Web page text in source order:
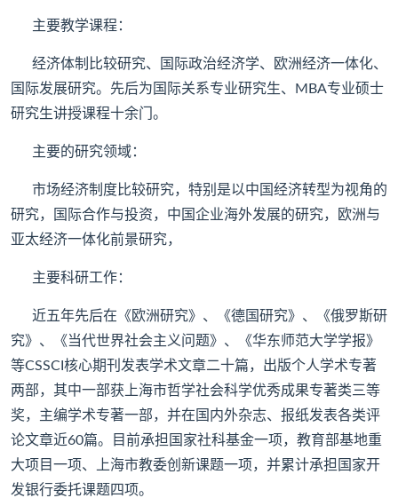
主要教学课程：
经济体制比较研究、国际政治经济学、欧洲经济一体化、
国际发展研究。先后为国际关系专业研究生、MBA专业硕士
研究生讲授课程十余门。
主要的研究领域：
市场经济制度比较研究，特别是以中国经济转型为视角的
研究，国际合作与投资，中国企业海外发展的研究，欧洲与
亚太经济一体化前景研究，
主要科研工作：
近五年先后在《欧洲研究》、《德国研究》、《俄罗斯研
究》、《当代世界社会主义问题》、《华东师范大学学报》
等CSSCI核心期刊发表学术文章二十篇，出版个人学术专著
两部，其中一部获上海市哲学社会科学优秀成果专著类三等
奖，主编学术专著一部，并在国内外杂志、报纸发表各类评
论文章近60篇。目前承担国家社科基金一项，教育部基地重
大项目一项、上海市教委创新课题一项，并累计承担国家开
发银行委托课题四项。